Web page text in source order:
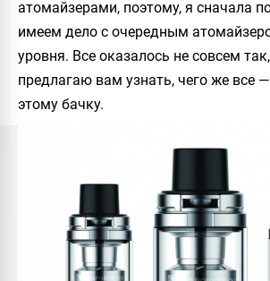
атомайзерами, поэтому, я сначала
имеем дело с очередным
уровня. Все оказалось не совсем
предлагаю вам узнать, чего же все
этому бачку.